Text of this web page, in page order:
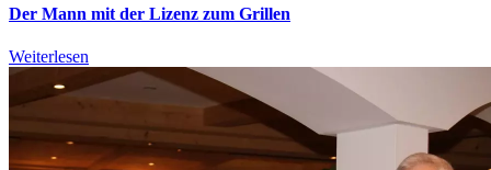
Der Mann mit der Lizenz zum Grillen
Weiterlesen